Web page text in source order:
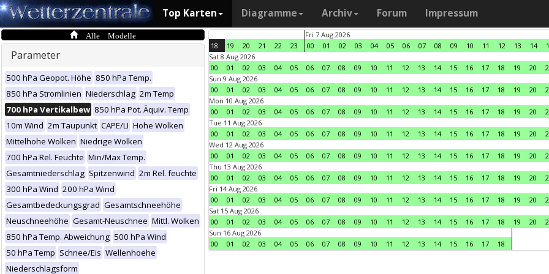
Top Karten Diagramme Archiv Forum Impressum
Alle Modelle
Parameter
500 hPa Geopot. Höhe 850 hPa Temp.
850 hPa Stromlinien Niederschlag 2m Temp
700 hPa Vertikalbew 850 hPa Pot. Äquiv. Temp
10m Wind 2m Taupunkt CAPE/LI Hohe Wolken
Mittelhohe Wolken Niedrige Wolken
700 hPa Rel. Feuchte Min/Max Temp.
Gesamtniederschlag Spitzenwind 2m Rel. feuchte
300 hPa Wind 200 hPa Wind
Gesamtbedeckungsgrad Gesamtschneehöhe
Neuschneehöhe Gesamt-Neuschnee Mittl. Wolken
850 hPa Temp. Abweichung 500 hPa Wind
50 hPa Temp Schnee/Eis Wellenhoehe
Niederschlagsform
18 19 20 21 22 23
Fri 7 Aug 2026
00
01 02 03 04 05 06 07 08 09 10 11 12 13 14
Sat 8 Aug 2026
00
01 02 03 04 05 06 07 08 09 10 11 12 13 14 15 16 17 18 19 20
Sun 9 Aug 2026
00
01 02 03 04 05 06 07 08 09 10 11 12 13 14 15 16 17 18 19 20
Mon 10 Aug 2026
00
01 02 03 04 05 06 07 08 09 10 11 12 13 14 15 16 17 18 19 20
Tue 11 Aug 2026
00
01 02 03 04 05 06 07 08 09 10 11 12 13 14 15 16 17 18 19 20
Wed 12 Aug 2026
00
01 02 03 04 05 06 07 08 09 10 11 12 13 14 15 16 17 18 19 20
Thu 13 Aug 2026
00
01 02 03 04 05 06 07 08 09 10 11 12 13 14 15 16 17 18 19 20
Fri 14 Aug 2026
00
01 02 03 04 05 06 07 08 09 10 11 12 13 14 15 16 17 18 19 20
Sat 15 Aug 2026
00
01 02 03 04 05 06 07 08 09 10 11 12 13 14 15 16 17 18 19 20
Sun 16 Aug 2026
00
01 02 03 04 05 06 07 08 09 10 11 12 13 14 15 16 17 18